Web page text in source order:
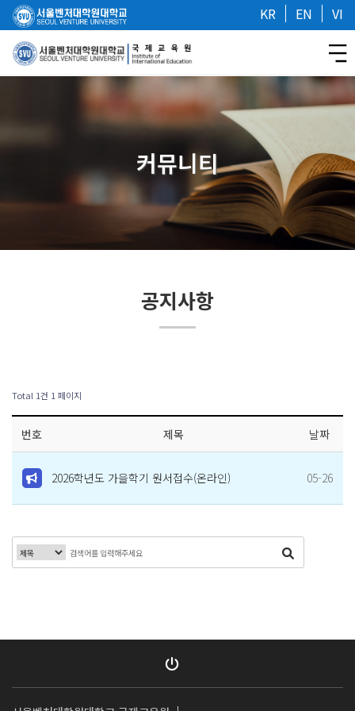
KR EN VI
커뮤니티
공지사항
Total 1건 1 페이지
번호 제목 날짜
2026학년도 가을학기 원서접수(온라인) 05-26